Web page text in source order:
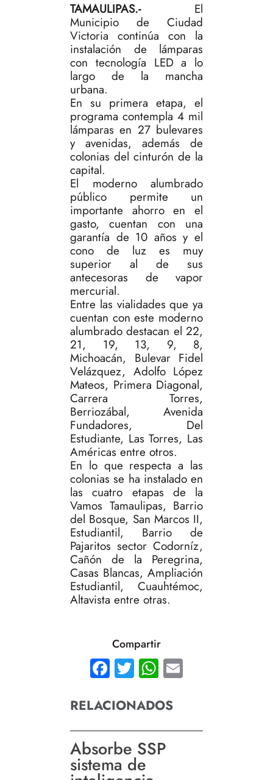
TAMAULIPAS.- El
Municipio de Ciudad
Victoria continúa con la
instalación de lámparas
con tecnología LED a lo
largo de la mancha
urbana.
En su primera etapa, el
programa contempla 4 mil
lámparas en 27 bulevares
y avenidas, además de
colonias del cinturón de la
capital.
El moderno alumbrado
público permite un
importante ahorro en el
gasto, cuentan con una
garantía de 10 años y el
cono de luz es muy
superior al de sus
antecesoras de vapor
mercurial.
Entre las vialidades que ya
cuentan con este moderno
alumbrado destacan el 22,
21, 19, 13, 9, 8,
Michoacán, Bulevar Fidel
Velázquez, Adolfo López
Mateos, Primera Diagonal,
Carrera Torres,
Berriozábal, Avenida
Fundadores, Del
Estudiante, Las Torres, Las
Américas entre otros.
En lo que respecta a las
colonias se ha instalado en
las cuatro etapas de la
Vamos Tamaulipas, Barrio
del Bosque, San Marcos II,
Estudiantil, Barrio de
Pajaritos sector Codorníz,
Cañón de la Peregrina,
Casas Blancas, Ampliación
Estudiantil, Cuauhtémoc,
Altavista entre otras.
Compartir
Facebook
TwitterWhatsApp
RELACIONADOS
Absorbe SSP
sistema de